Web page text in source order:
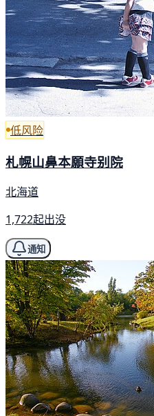
低风险
札幌山鼻本願寺别院
北海道
1,722起出没
通知